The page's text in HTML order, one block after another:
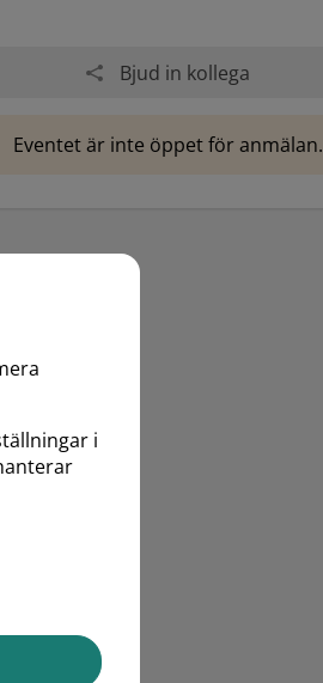
Bjud in kollega
Eventet är inte öppet för anmälan.
i